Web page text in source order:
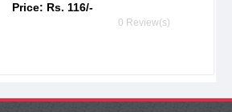
Price: Rs. 116/-
0 Review(s)